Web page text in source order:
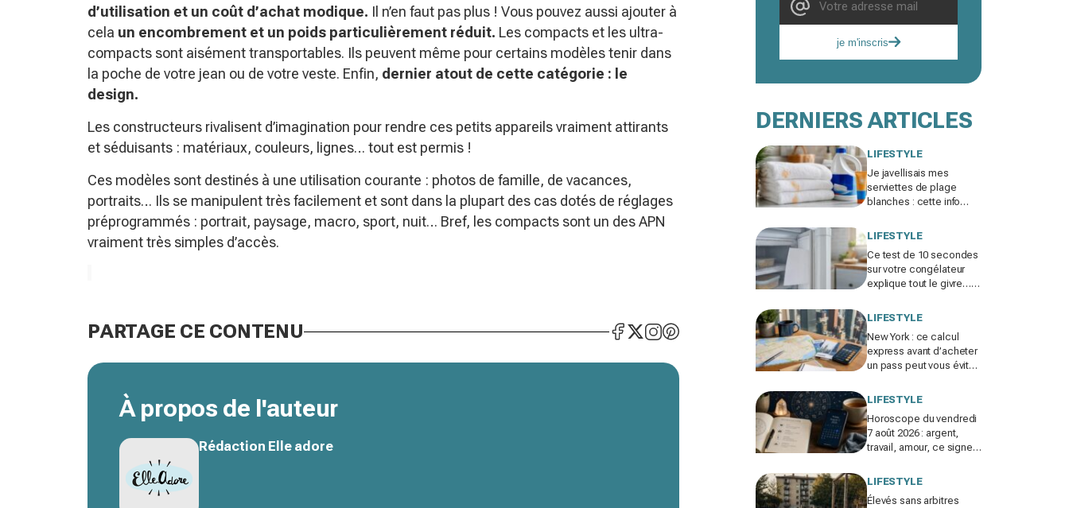
d’utilisation et un coût d’achat modique. Il n’en faut pas plus ! Vous pouvez aussi ajouter à
cela un encombrement et un poids particulièrement réduit. Les compacts et les ultra-
compacts sont aisément transportables. Ils peuvent même pour certains modèles tenir dans
la poche de votre jean ou de votre veste. Enfin, dernier atout de cette catégorie : le
design.
Les constructeurs rivalisent d’imagination pour rendre ces petits appareils vraiment attirants
et séduisants : matériaux, couleurs, lignes… tout est permis !
Ces modèles sont destinés à une utilisation courante : photos de famille, de vacances,
portraits… Ils se manipulent très facilement et sont dans la plupart des cas dotés de réglages
préprogrammés : portrait, paysage, macro, sport, nuit… Bref, les compacts sont un des APN
vraiment très simples d’accès.
PARTAGE CE CONTENU
À propos de l'auteur
Rédaction Elle adore
je m'inscris
DERNIERS ARTICLES
LIFESTYLE
Je javellisais mes
serviettes de plage
blanches : cette info
solaire explique les
LIFESTYLE
Ce test de 10 secondes
sur votre congélateur
explique tout le givre…
en trop
LIFESTYLE
New York : ce calcul
express avant d’acheter
un pass peut vous éviter
€ en visites
LIFESTYLE
Horoscope du vendredi
7 août 2026 : argent,
travail, amour, ce signe
dépenses aujourd’hui
LIFESTYLE
Élevés sans arbitres